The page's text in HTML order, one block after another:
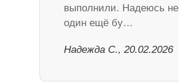
выполнили. Надеюсь не
один ещё бу…
Надежда С., 20.02.2026